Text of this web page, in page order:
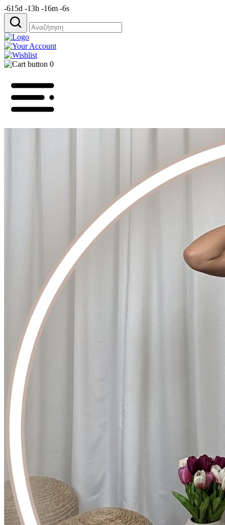
-615d -13h -16m -6s
Αναζήτηση
για:
0